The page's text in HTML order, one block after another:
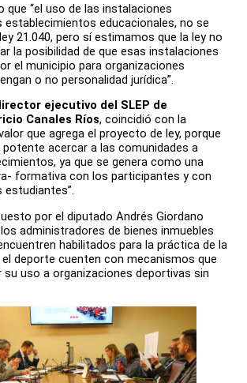
que “el uso de las instalaciones
establecimientos educacionales, no se
21.040, pero sí estimamos que la ley no
la posibilidad de que esas instalaciones
el municipio para organizaciones
o no personalidad jurídica”.
ejecutivo del SLEP de
Canales Ríos, coincidió con la
que agrega el proyecto de ley, porque
potente acercar a las comunidades a
ya que se genera como una
formativa con los participantes y con
por el diputado Andrés Giordano
administradores de bienes inmuebles
habilitados para la práctica de la
deporte cuenten con mecanismos que
uso a organizaciones deportivas sin